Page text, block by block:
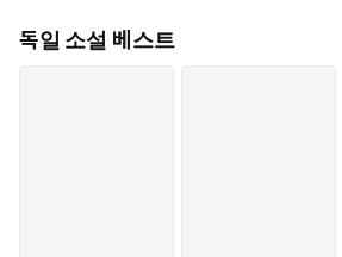
독일 소설 베스트